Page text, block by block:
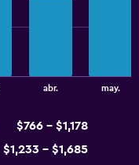
abr. may.
$766 - $1,178
$1,233 - $1,685